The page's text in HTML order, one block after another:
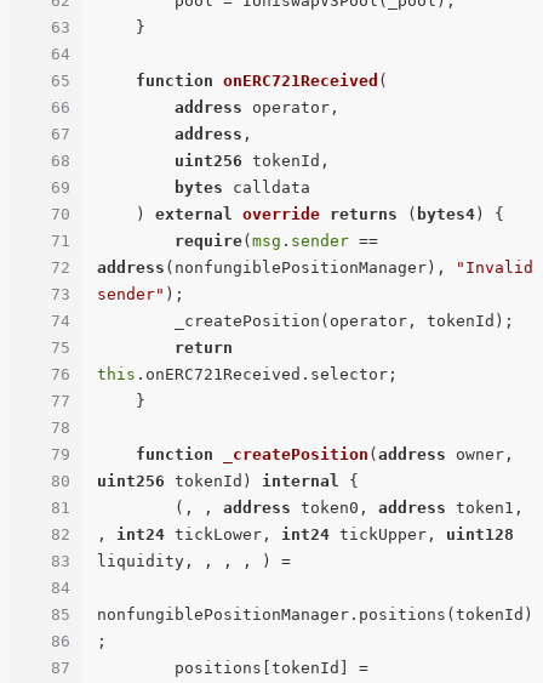
63
64
65
66
67
68
69
70
71
72
73
74
75
76
77
78
79
80
81
82
83
84
85
86
87
function onERC721Received (
address operator,
address ,
uint256 tokenId,
bytes calldata
) external override returns ( bytes4 ) {
require( msg . sender
address (nonfungiblePositionManager),
"Invalid
sender" );
return
this .onERC721Received.selector;
function _createPosition ( address
uint256 tokenId ) internal
{
        (, ,
address token0, address token1,
, int24 tickLower, int24 tickUpper, uint128
liquidity, , , , ) =
nonfungiblePositionManager.positions(tokenId)
;